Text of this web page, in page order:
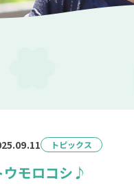
トピックス
ウモロコシ♪